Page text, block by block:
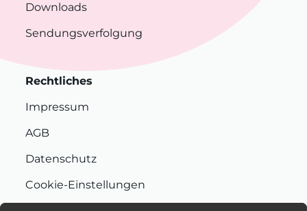
Downloads
Sendungsverfolgung
Rechtliches
Impressum
AGB
Datenschutz
Cookie-Einstellungen